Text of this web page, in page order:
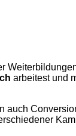
arbeitest und
auch